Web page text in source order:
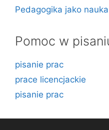
Pedagogika jako
Pomoc w
pisanie prac
prace licencjackie
pisanie prac